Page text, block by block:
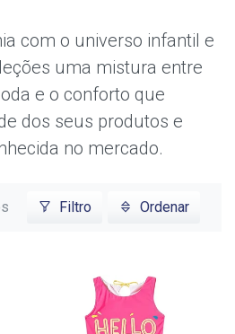
com o universo infantil e
uma mistura entre
e o conforto que
dos seus produtos e
no mercado.
Filtro Ordenar